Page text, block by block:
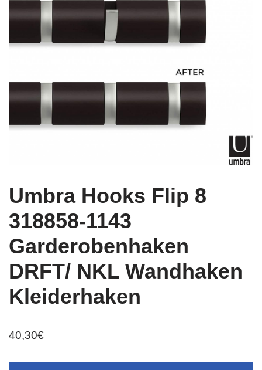
Umbra Hooks Flip 8
318858-1143
Garderobenhaken
DRFT/ NKL Wandhaken
Kleiderhaken
40,30€